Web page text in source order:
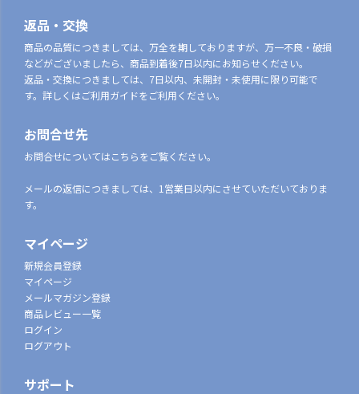
返品・交換
商品の品質につきましては、万全を期しておりますが、万一不良・破損
などがございましたら、商品到着後7日以内にお知らせください。
返品・交換につきましては、7日以内、未開封・未使用に限り可能で
す。詳しくはご利用ガイドをご利用ください。
お問合せ先
お問合せについてはこちらをご覧ください。
メールの返信につきましては、1営業日以内にさせていただいておりま
す。
マイページ
新規会員登録
マイページ
メールマガジン登録
商品レビュー一覧
ログイン
ログアウト
サポート